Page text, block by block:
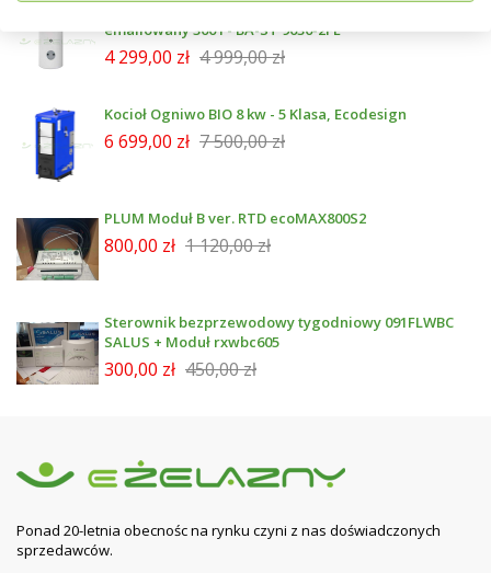
emailowany 300 l - BA-ST 9030-2FE
4 299,00 zł 4 999,00 zł
Kocioł Ogniwo BIO 8 kw - 5 Klasa, Ecodesign
6 699,00 zł 7 500,00 zł
PLUM Moduł B ver. RTD ecoMAX800S2
800,00 zł 1 120,00 zł
Sterownik bezprzewodowy tygodniowy 091FLWBC
SALUS + Moduł rxwbc605
300,00 zł 450,00 zł
Ponad 20-letnia obecnośc na rynku czyni z nas doświadczonych
sprzedawców.